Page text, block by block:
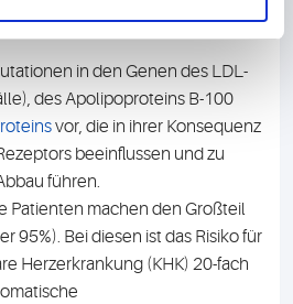
in den Genen des LDL-
des Apolipoproteins B-100
vor, die in ihrer Konsequenz
beeinflussen und zu
führen.
Patienten machen den Großteil
95%). Bei diesen ist das Risiko für
Herzerkrankung (KHK) 20-fach